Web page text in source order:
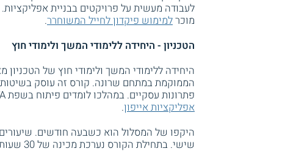
לעבודה מעשית על פרויקטים בבניית
מוכרלמימוש פיקדון לחייל המשוחרר.
הטכניון - היחידה ללימודי המשך ולימודי חוץ
היחידה ללימודי המשך ולימודי חוץ של
הממוקמת במתחם שרונה. קורס זה עוסק בשיטות
פתרונות עסקיים. במהלכו לומדים פיתוח בשפת JAVA וכן פיתוח בשפת Swift המשמשת
אפליקציות אייפון.
היקפו של המסלול הוא כשבעה חודשים.
שישי.